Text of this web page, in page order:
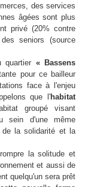
des services
âgées sont plus
privé (20% contre
seniors (source
quartier « Bassens
pour ce bailleur
face à l'enjeu
que l'habitat
groupé visant
sein d'une même
de la solidarité et la
la solitude et
et aussi de
quelqu'un sera prêt